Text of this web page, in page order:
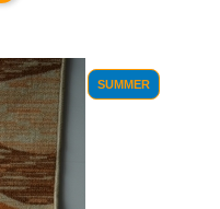
SUMMER